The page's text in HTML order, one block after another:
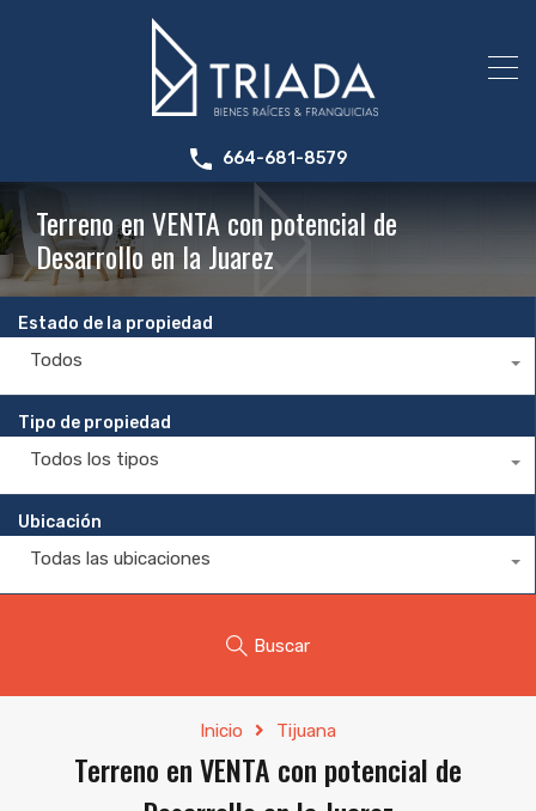
664-681-8579
Terreno en VENTA con potencial de
Desarrollo en la Juarez
Estado de la propiedad
Todos
Tipo de propiedad
Todos los tipos
Ubicación
Todas las ubicaciones
Buscar
Inicio Tijuana
Terreno en VENTA con potencial de